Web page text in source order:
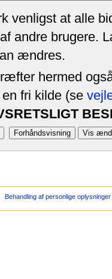
venligst at alle
andre brugere.
ændres.
hermed
fri kilde (se
Behandling af personlige oplysninger